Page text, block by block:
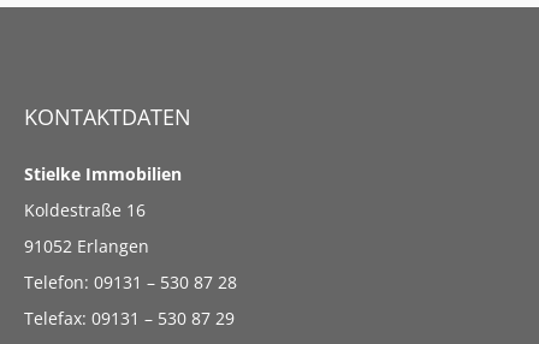
KONTAKTDATEN
Stielke Immobilien
Koldestraße 16
91052 Erlangen
Telefon: 09131 – 530 87 28
Telefax: 09131 – 530 87 29